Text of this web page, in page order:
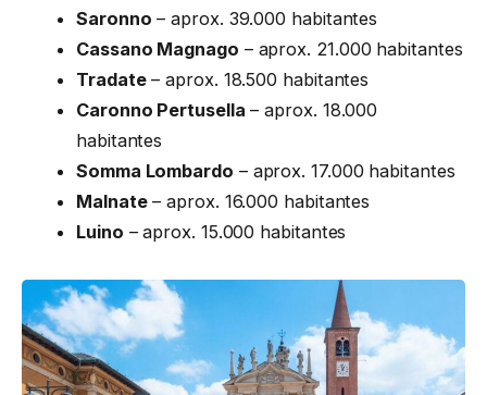
Saronno – aprox. 39.000 habitantes
Cassano Magnago – aprox. 21.000 habitantes
Tradate– aprox. 18.500 habitantes
Caronno Pertusella – aprox. 18.000
habitantes
Somma Lombardo – aprox. 17.000 habitantes
Malnate– aprox. 16.000 habitantes
Luino – aprox. 15.000 habitantes